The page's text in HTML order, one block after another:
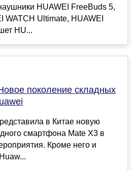
HUAWEI FreeBuds 5,
WATCH Ultimate, HUAWEI
HU...
поколение складных
в Китае новую
смартфона Mate X3 в
Кроме него и